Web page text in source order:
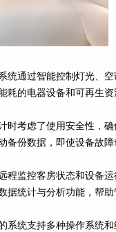
统通过智能控制灯光、
耗的电器设备和可再生
时考虑了使用安全性，
备份数据，即使设备故障
程监控客房状态和设备
据统计与分析功能，帮助
系统支持多种操作系统